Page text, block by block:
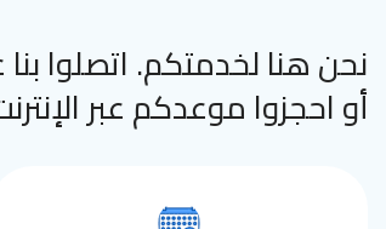
أو احجزوا موعدكم عبر